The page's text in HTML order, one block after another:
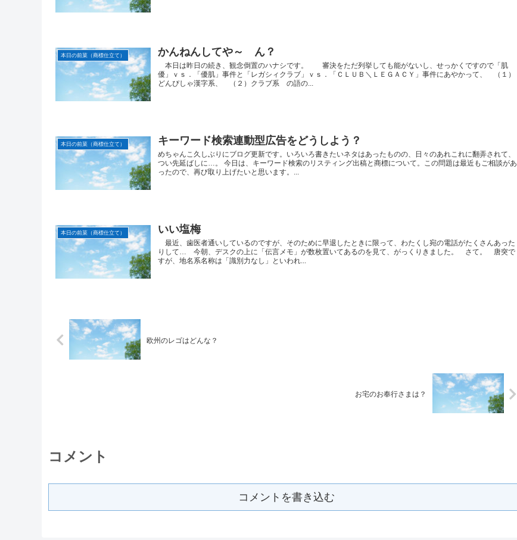
本日の前菜（商標仕立て） かんねんしてや～ ん？
本日は昨日の続き、観念倒置のハナシです。 審決をただ列挙しても能がないし、せっかくですので「肌
優」ｖｓ．「優肌」事件と「レガシィクラブ」ｖｓ．「ＣＬＵＢ＼ＬＥＧＡＣＹ」事件にあやかって、 （１）
どんぴしゃ漢字系、 （２）クラブ系 の語の...
本日の前菜（商標仕立て） キーワード検索連動型広告をどうしよう？
めちゃんこ久しぶりにブログ更新です。いろいろ書きたいネタはあったものの、日々のあれこれに翻弄されて、
つい先延ばしに…。 今日は、キーワード検索のリスティング出稿と商標について。この問題は最近もご相談があ
ったので、再び取り上げたいと思います。...
本日の前菜（商標仕立て） いい塩梅
最近、歯医者通いしているのですが、そのために早退したときに限って、わたくし宛の電話がたくさんあった
りして… 今朝、デスクの上に「伝言メモ」が数枚置いてあるのを見て、がっくりきました。 さて。 唐突で
すが、地名系名称は「識別力なし」といわれ...
欧州のレゴはどんな？
お宅のお奉行さまは？
コメント
コメントを書き込む